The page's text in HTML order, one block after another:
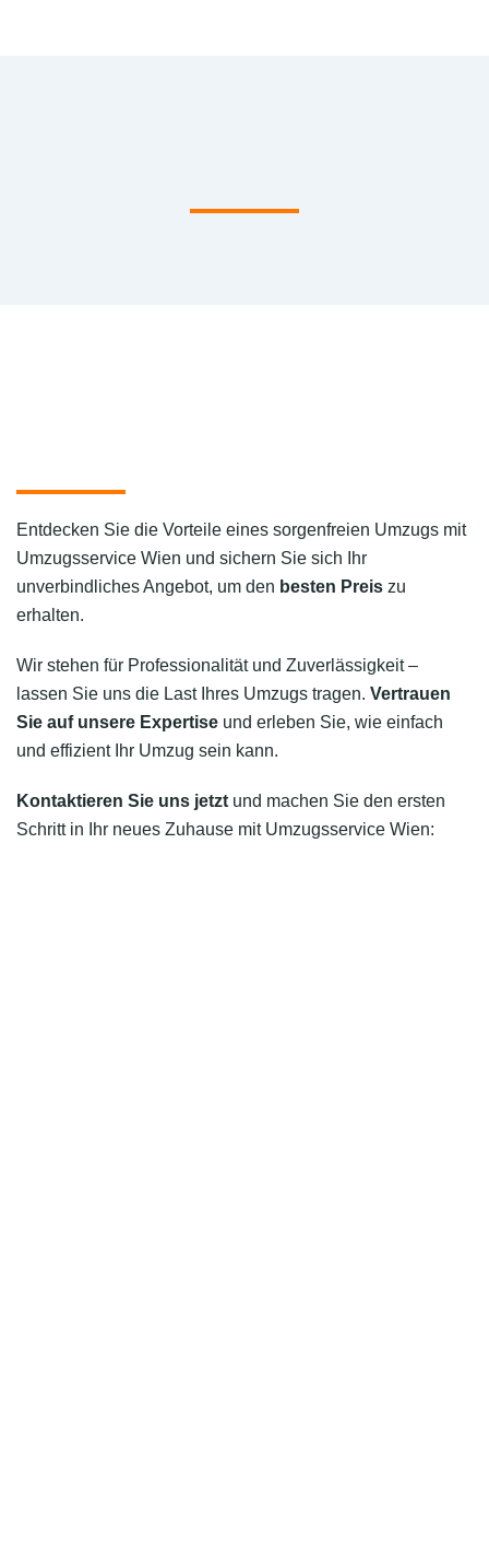
Entdecken Sie die Vorteile eines sorgenfreien Umzugs mit
Umzugsservice Wien und sichern Sie sich Ihr
unverbindliches Angebot, um den besten Preis zu
erhalten.
Wir stehen für Professionalität und Zuverlässigkeit –
lassen Sie uns die Last Ihres Umzugs tragen. Vertrauen
Sie auf unsere Expertise und erleben Sie, wie einfach
und effizient Ihr Umzug sein kann.
Kontaktieren Sie uns jetzt und machen Sie den ersten
Schritt in Ihr neues Zuhause mit Umzugsservice Wien: